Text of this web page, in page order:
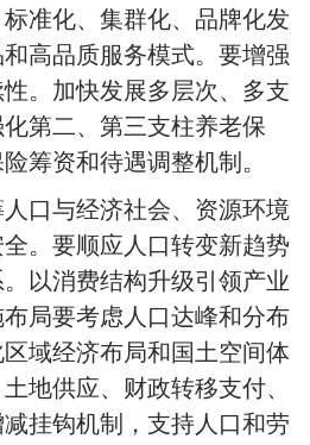
准化、集群化、品牌化发
高品质服务模式。要增强
。加快发展多层次、多支
第二、第三支柱养老保
筹资和待遇调整机制。
口与经济社会、资源环境
。要顺应人口转变新趋势
以消费结构升级引领产业
局要考虑人口达峰和分布
域经济布局和国土空间体
地供应、财政转移支付、
挂钩机制，支持人口和劳